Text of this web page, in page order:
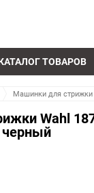
ТОВАРОВ
Машинки для стрижки
Wahl
черный